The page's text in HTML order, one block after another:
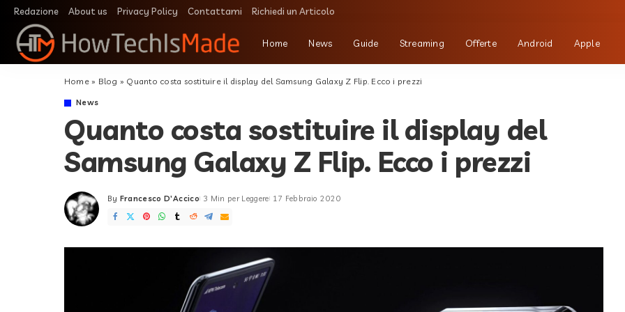
Redazione About us Privacy Policy Contattami Richiedi un Articolo
Home News Guide Streaming Offerte Android Apple
Home» Blog » Quanto costa sostituire il display del Samsung Galaxy Z Flip. Ecco i prezzi
News
Quanto costa sostituire il display del
Samsung Galaxy Z Flip. Ecco i prezzi
Posted
by
By Francesco D'Accico 3 Min per Leggere 17 Febbraio 2020